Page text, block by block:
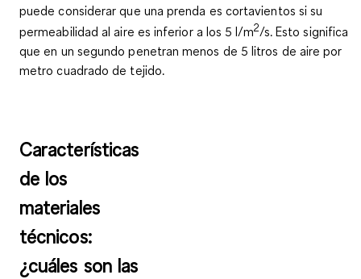
puede considerar que una prenda es cortavientos si su
permeabilidad al aire es inferior a los 5 l/m2/s. Esto significa
que en un segundo penetran menos de 5 litros de aire por
metro cuadrado de tejido.
Características
de los
materiales
técnicos:
¿cuáles son las